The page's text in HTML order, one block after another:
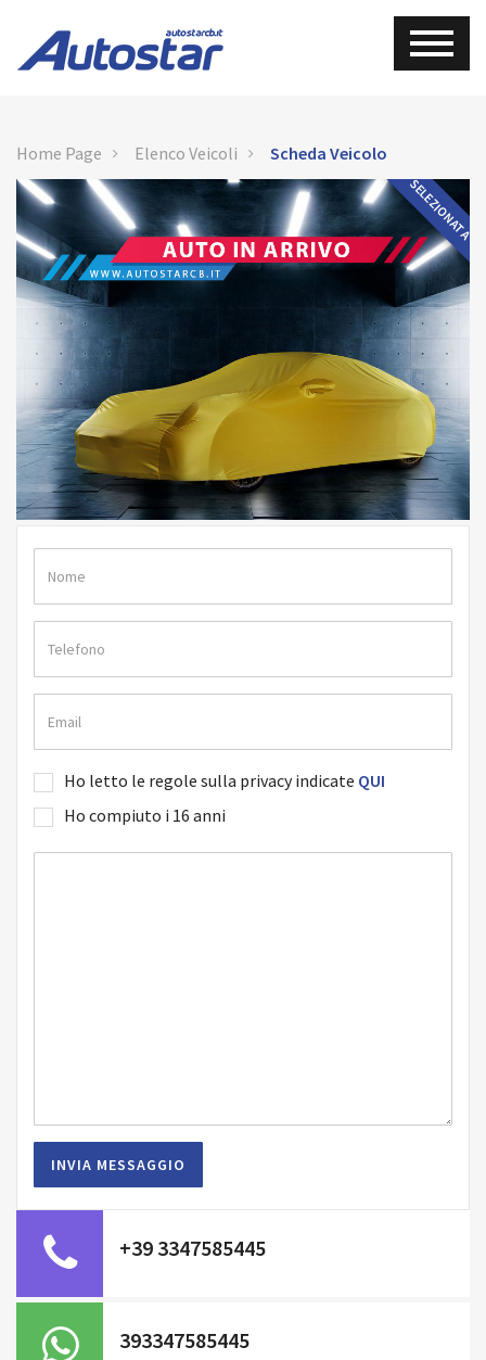
Home Page Elenco Veicoli Scheda Veicolo
SELEZIONATA
Ho letto le regole sulla privacy indicate QUI
Ho compiuto i 16 anni
+39 3347585445
393347585445